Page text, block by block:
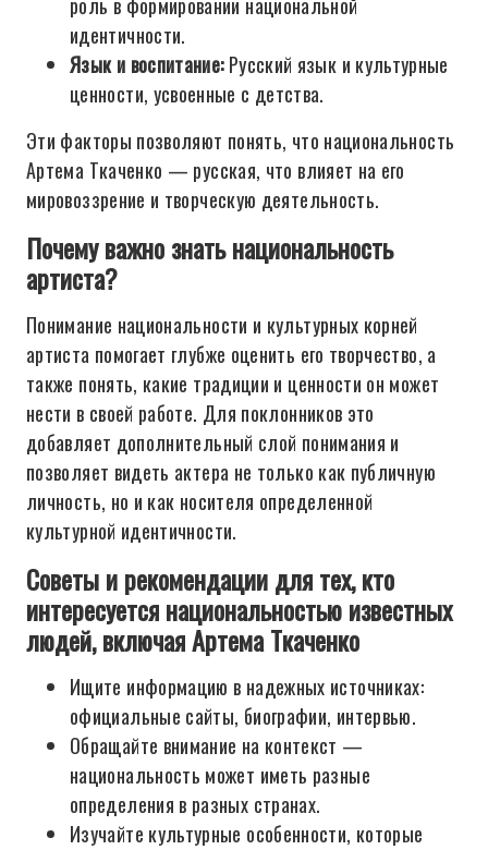
идентичности.
Язык и воспитание:Русский язык и культурные
ценности, усвоенные с детства.
Эти факторы позволяют понять, что национальность
Артема Ткаченко — русская, что влияет на его
мировоззрение и творческую деятельность.
Почему важно знать национальность
артиста?
Понимание национальности и культурных корней
артиста помогает глубже оценить его творчество, а
также понять, какие традиции и ценности он может
нести в своей работе. Для поклонников это
добавляет дополнительный слой понимания и
позволяет видеть актера не только как публичную
личность, но и как носителя определенной
культурной идентичности.
Советы и рекомендации для тех, кто
интересуется национальностью известных
людей, включая Артема Ткаченко
Ищите информацию в надежных источниках:
официальные сайты, биографии, интервью.
Обращайте внимание на контекст —
национальность может иметь разные
определения в разных странах.
Изучайте культурные особенности, которые